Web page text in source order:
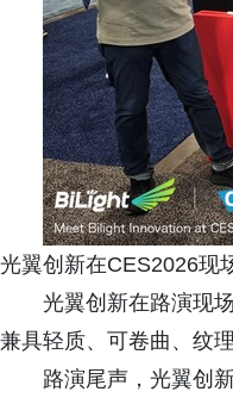
光翼创新在CES2026现
光翼创新在路演现
兼具轻质、可卷曲、纹
路演尾声，光翼创